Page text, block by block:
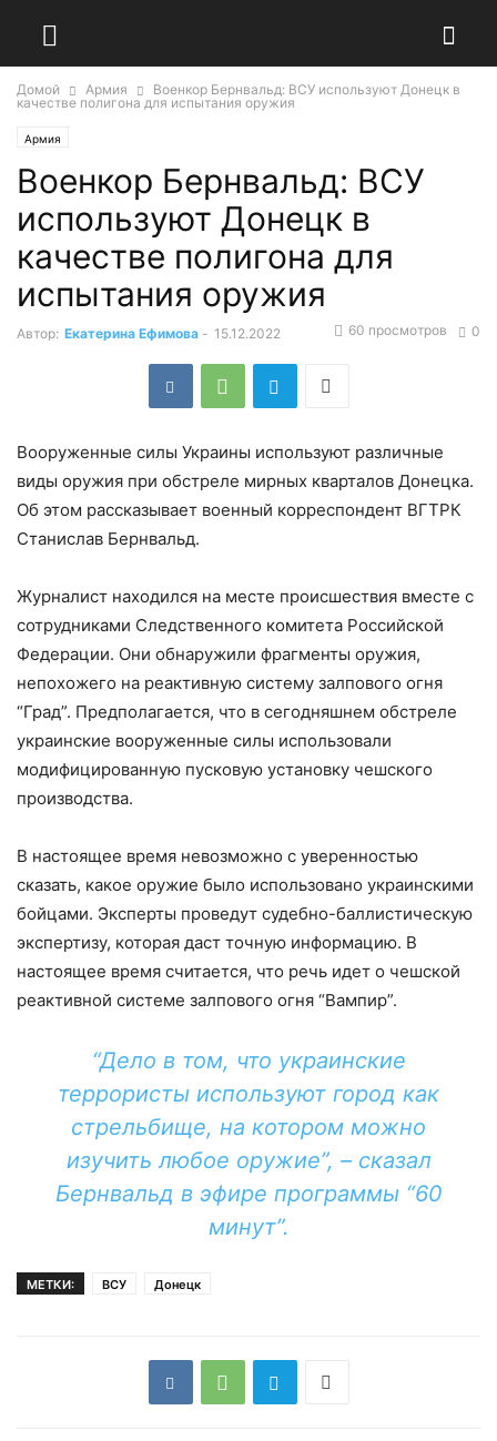
Домой Армия
Военкор Бернвальд: ВСУ используют Донецк в
качестве полигона для испытания оружия
Армия
Военкор Бернвальд: ВСУ
используют Донецк в
качестве полигона для
испытания оружия
Автор: Екатерина Ефимова - 15.12.2022 0
60 просмотров
Вооруженные силы Украины используют различные
виды оружия при обстреле мирных кварталов Донецка.
Об этом рассказывает военный корреспондент ВГТРК
Станислав Бернвальд.
Журналист находился на месте происшествия вместе с
сотрудниками Следственного комитета Российской
Федерации. Они обнаружили фрагменты оружия,
непохожего на реактивную систему залпового огня
“Град”. Предполагается, что в сегодняшнем обстреле
украинские вооруженные силы использовали
модифицированную пусковую установку чешского
производства.
В настоящее время невозможно с уверенностью
сказать, какое оружие было использовано украинскими
бойцами. Эксперты проведут судебно-баллистическую
экспертизу, которая даст точную информацию. В
настоящее время считается, что речь идет о чешской
реактивной системе залпового огня “Вампир”.
“Дело в том, что украинские
террористы используют город как
стрельбище, на котором можно
изучить любое оружие”, – сказал
Бернвальд в эфире программы “60
минут”.
МЕТКИ: ВСУ Донецк